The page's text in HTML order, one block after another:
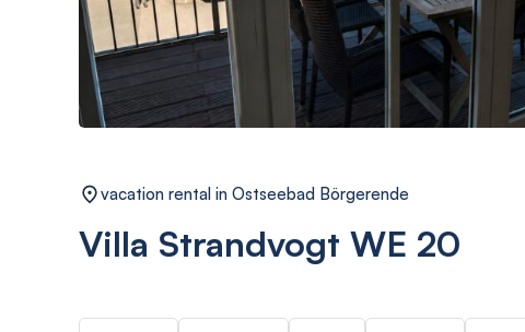
vacation rental in Ostseebad Börgerende
Villa Strandvogt WE 20